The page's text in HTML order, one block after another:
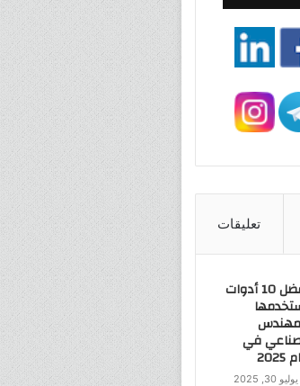
تعليقات
أفضل 10 أدوات
في
يوليو 30, 2025